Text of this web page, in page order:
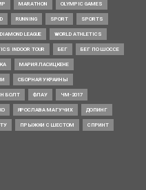
MARATHON OLYMPIC GAMES
RUNNING SPORT SPORTS
LEAGUE WORLD ATHLETICS
INDOOR TOUR БЕГ БЕГ ПО ШОССЕ
МАРИЯ ЛАСИЦКЕНЕ
СБОРНАЯ УКРАИНЫ
БОЛТ ФЛАУ ЧМ-2017
ЯРОСЛАВА МАГУЧИХ ДОПИНГ
ПРЫЖКИ С ШЕСТОМ СПРИНТ